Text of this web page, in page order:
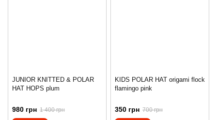
JUNIOR KNITTED & POLAR
HAT HOPS plum
980 грн 1 400 грн
KIDS POLAR HAT origami flock
flamingo pink
350 грн 700 грн